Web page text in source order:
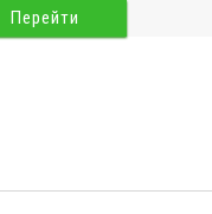
Перейти